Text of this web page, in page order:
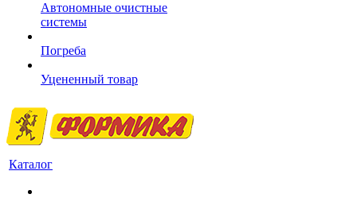
Автономные очистные
системы
Погреба
Уцененный товар
Каталог